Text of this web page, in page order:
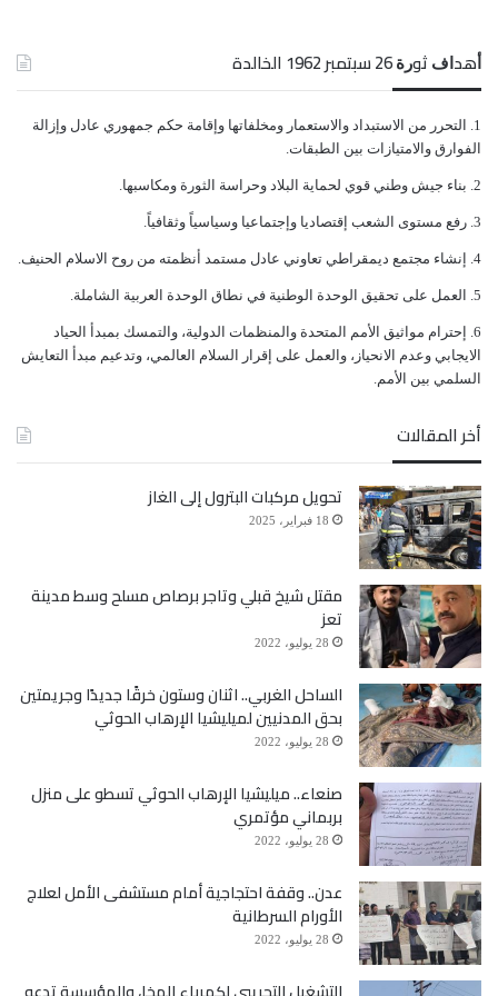
الدفاع
11- محمد عبدالسلام فليته، الناطق الرسمي للمليشيا –
رئيس وفدهم المفاوض
12- لواء ركن محمد ناصر أحمد العاطفي، منتحل صفة
وزير الدفاع
13- مبارك صالح المشن الزايدي، منتحل صفة قائد
المنطقة العسكرية الثالثة + عضو ما يسمى بالمجلس
السياسي
14- يوسف عبدالله حسين الفيشي، منتحل صفة قائد ألوية
الحرس
15- عبدالحكيم هاشم علي الخيواني منتحل صفة قائد جهاز
الأمن والمخابرات + نائب وزير الداخلية
محافظة تعز
17- حمود محمد عباد، منتحل صفة أمين العاصمة
18- محمد ناصر قايد حسين البخيتي، منتحل صفة محافظ
ﺃﻫﺪﺍﻑ ﺛﻮﺭﺓ 26 ﺳﺒﺘﻤﺒﺮ 1962 الخالدة
ﺍﻟﺘﺤﺮﺭ ﻣﻦ ﺍﻻﺳﺘﺒﺪﺍﺩ ﻭﺍﻻﺳﺘﻌﻤﺎﺭ ﻭﻣﺨﻠﻔﺎﺗﻬﺎ ﻭﺇﻗﺎﻣﺔ ﺣﻜﻢ ﺟﻤﻬﻮﺭﻱ ﻋﺎﺩﻝ ﻭﺇﺯﺍﻟﺔ
ﺍﻟﻔﻮﺍﺭﻕ ﻭﺍﻻﻣﺘﻴﺎﺯﺍﺕ ﺑﻴﻦ ﺍﻟﻄﺒﻘﺎﺕ.
ﺑﻨﺎﺀ ﺟﻴﺶ ﻭﻃﻨﻲ ﻗﻮﻱ ﻟﺤﻤﺎﻳﺔ ﺍﻟﺒﻼﺩ ﻭﺣﺮﺍﺳﺔ ﺍﻟﺜﻮﺭﺓ ﻭﻣﻜﺎﺳﺒﻬﺎ.
ﺭﻓﻊ ﻣﺴﺘﻮﻯ ﺍﻟﺸﻌﺐ ﺇﻗﺘﺼﺎﺩﻳﺎ ﻭﺇﺟﺘﻤﺎﻋﻴﺎ ﻭﺳﻴﺎﺳﻴﺎً ﻭﺛﻘﺎﻓﻴﺎً.
ﺇﻧﺸﺎﺀ ﻣﺠﺘﻤﻊ ﺩﻳﻤﻘﺮﺍﻃﻲ ﺗﻌﺎﻭﻧﻲ ﻋﺎﺩﻝ ﻣﺴﺘﻤﺪ ﺃﻧﻈﻤﺘﻪ ﻣﻦ ﺭﻭﺡ ﺍﻻﺳﻼﻡ ﺍﻟﺤﻨﻴﻒ.
ﺍﻟﻌﻤﻞ ﻋﻠﻰ ﺗﺤﻘﻴﻖ ﺍﻟﻮﺣﺪﺓ ﺍﻟﻮﻃﻨﻴﺔ ﻓﻲ ﻧﻄﺎﻕ ﺍﻟﻮﺣﺪﺓ ﺍﻟﻌﺮﺑﻴﺔ ﺍﻟﺸﺎﻣﻠﺔ.
ﺇﺣﺘﺮﺍﻡ ﻣﻮﺍﺛﻴﻖ الأﻣﻢ ﺍﻟﻤﺘﺤﺪﺓ ﻭﺍﻟﻤﻨﻈﻤﺎﺕ ﺍﻟﺪﻭﻟﻴﺔ، ﻭﺍﻟﺘﻤﺴﻚ ﺑﻤﺒﺪﺃ ﺍﻟﺤﻴﺎﺩ
ﺍﻻﻳﺠﺎﺑﻲ ﻭﻋﺪﻡ ﺍﻻﻧﺤﻴﺎﺯ، ﻭﺍﻟﻌﻤﻞ ﻋﻠﻰ ﺇﻗﺮﺍﺭ ﺍﻟﺴﻼﻡ ﺍﻟﻌﺎﻟﻤﻲ، ﻭﺗﺪﻋﻴﻢ ﻣﺒﺪﺃ ﺍﻟﺘﻌﺎﻳﺶ
ﺍﻟﺴﻠﻤﻲ ﺑﻴﻦ ﺍﻷﻣﻢ.
أخر المقالات
تحويل مركبات البترول إلى الغاز
18 فبراير، 2025
مقتل شيخ قبلي وتاجر برصاص مسلح وسط مدينة
تعز
28 يوليو، 2022
الساحل الغربي.. اثنان وستون خرقًا جديدًا وجريمتين
بحق المدنيين لميليشيا الإرهاب الحوثي
28 يوليو، 2022
صنعاء.. ميليشيا الإرهاب الحوثي تسطو على منزل
بربماني مؤتمري
28 يوليو، 2022
عدن.. وقفة احتجاجية أمام مستشفى الأمل لعلاج
الأورام السرطانية
28 يوليو، 2022